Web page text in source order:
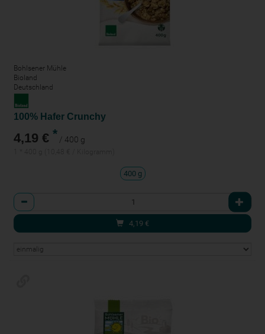
Bohlsener Mühle
Bioland
Deutschland
100% Hafer Crunchy
4,19 € * / 400 g
400 g
Anzahl
4,19 €